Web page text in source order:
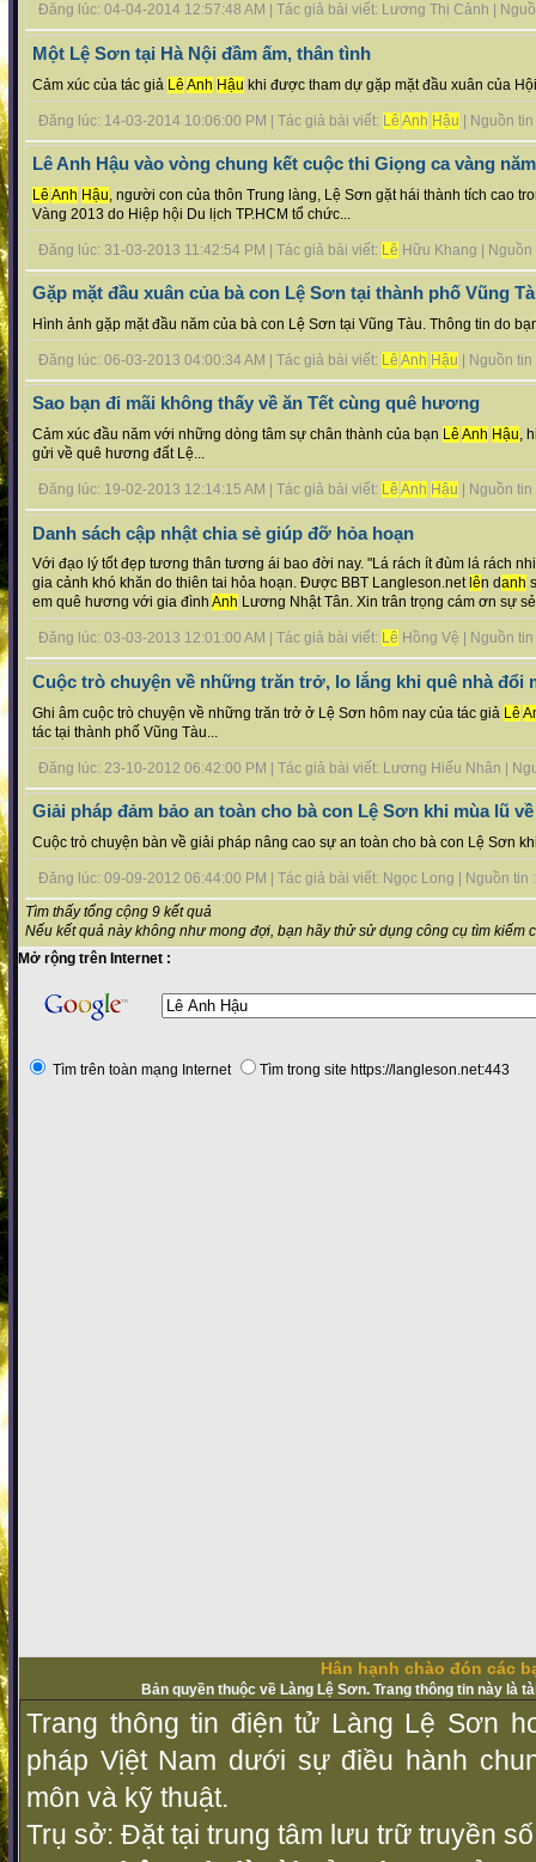
Đăng lúc: 04-04-2014 12:57:48 AM | Tác giả bài viết: Lương Thị Cảnh |
Một Lệ Sơn tại Hà Nội đầm ấm, thân tình
Cảm xúc của tác giả Lê Anh Hậu khi được tham dự gặp mặt đầu xuân của
Đăng lúc: 14-03-2014 10:06:00 PM | Tác giả bài viết: Lê Anh Hậu | Nguồn tin
Lê Anh Hậu vào vòng chung kết cuộc thi Giọng ca vàng
Lê Anh Hậu , người con của thôn Trung làng, Lệ Sơn gặt hái thành tích cao
Vàng 2013 do Hiệp hội Du lịch TP.HCM tổ chức...
Đăng lúc: 31-03-2013 11:42:54 PM | Tác giả bài viết: Lê Hữu Khang | Nguồn
Gặp mặt đầu xuân của bà con Lệ Sơn tại thành phố Vũng
Hình ảnh gặp mặt đầu năm của bà con Lệ Sơn tại Vũng Tàu. Thông tin do
Đăng lúc: 06-03-2013 04:00:34 AM | Tác giả bài viết: Lê Anh Hậu | Nguồn tin
Sao bạn đi mãi không thấy về ăn Tết cùng quê hương
Cảm xúc đầu năm với những dòng tâm sự chân thành của bạn Lê Anh Hậu,
gửi về quê hương đất Lệ...
Đăng lúc: 19-02-2013 12:14:15 AM | Tác giả bài viết: Lê Anh Hậu | Nguồn tin
Danh sách cập nhật chia sẻ giúp đỡ hỏa hoạn
Với đạo lý tốt đẹp tương thân tương ái bao đời nay. "Lá rách ít đùm lá rách
gia cảnh khó khăn do thiên tai hỏa hoạn. Được BBT Langleson.net lên danh
em quê hương với gia đình Anh Lương Nhật Tân. Xin trân trọng cám ơn sự
Đăng lúc: 03-03-2013 12:01:00 AM | Tác giả bài viết: Lê Hồng Vệ | Nguồn tin
Cuộc trò chuyện về những trăn trở, lo lắng khi quê nhà đổi
Ghi âm cuộc trò chuyện về những trăn trở ở Lệ Sơn hôm nay của tác giả Lê
tác tại thành phố Vũng Tàu...
Đăng lúc: 23-10-2012 06:42:00 PM | Tác giả bài viết: Lương Hiếu Nhân |
Giải pháp đảm bảo an toàn cho bà con Lệ Sơn khi mùa lũ về
Cuộc trò chuyện bàn về giải pháp nâng cao sự an toàn cho bà con Lệ Sơn
Đăng lúc: 09-09-2012 06:44:00 PM | Tác giả bài viết: Ngọc Long | Nguồn tin
Tìm thấy tổng cộng 9 kết quả
Nếu kết quả này không như mong đợi, bạn hãy thử sử dụng công cụ tìm kiếm
Mở rộng trên Internet :
Tìm trên toàn mạng Internet Tìm trong site https://langleson.net:443
Hân hạnh chào đón các
Bản quyền thuộc về Làng Lệ Sơn. Trang thông tin này là
Trang thông tin điện tử Làng Lệ Sơn
pháp Vịệt Nam dưới sự điều hành
môn và kỹ thuật.
Trụ sở: Đặt tại trung tâm lưu trữ truyền